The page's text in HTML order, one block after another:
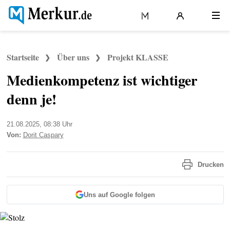
Welt Lokales Bayern
Startseite Über uns Projekt KLASSE
Medienkompetenz ist wichtiger
denn je!
Stand:
21.08.2025, 08:38 Uhr
Von: Dorit Caspary
Drucken
Uns auf Google folgen